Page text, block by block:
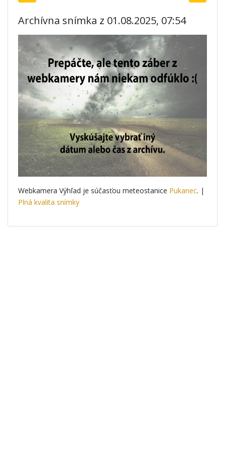
Archívna snímka z 01.08.2025, 07:54
Webkamera Výhľad je súčasťou meteostanice Pukanec. |
Plná kvalita snímky